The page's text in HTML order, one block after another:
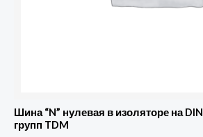
Шина “N” нулевая в изоляторе на
групп TDM